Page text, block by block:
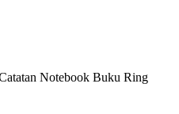
Notebook Buku Ring